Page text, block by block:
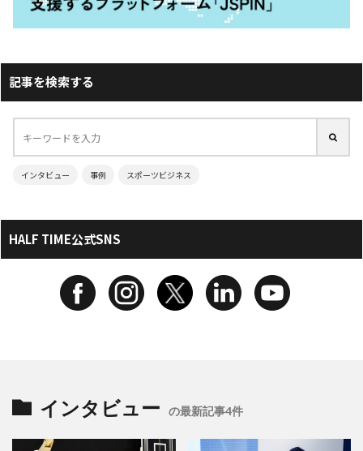
記事を検索する
インタビュー 事例 スポーツビジネス
HALF TIME公式SNS
インタビュー の最新記事4件